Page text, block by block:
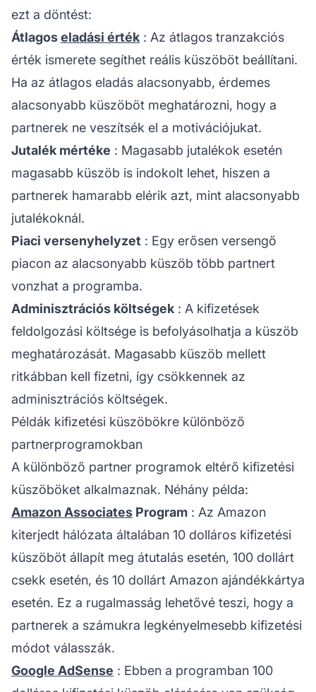
ezt a döntést:
Átlagoseladási érték : Az átlagos tranzakciós
érték ismerete segíthet reális küszöböt beállítani.
Ha az átlagos eladás alacsonyabb, érdemes
alacsonyabb küszöböt meghatározni, hogy a
partnerek ne veszítsék el a motivációjukat.
Jutalék mértéke : Magasabb jutalékok esetén
magasabb küszöb is indokolt lehet, hiszen a
partnerek hamarabb elérik azt, mint alacsonyabb
jutalékoknál.
Piaci versenyhelyzet : Egy erősen versengő
piacon az alacsonyabb küszöb több partnert
vonzhat a programba.
Adminisztrációs költségek : A kifizetések
feldolgozási költsége is befolyásolhatja a küszöb
meghatározását. Magasabb küszöb mellett
ritkábban kell fizetni, így csökkennek az
adminisztrációs költségek.
Példák kifizetési küszöbökre különböző
partnerprogramokban
A különböző partner programok eltérő kifizetési
küszöböket alkalmaznak. Néhány példa:
Amazon Associates Program : Az Amazon
kiterjedt hálózata általában 10 dolláros kifizetési
küszöböt állapít meg átutalás esetén, 100 dollárt
csekk esetén, és 10 dollárt Amazon ajándékkártya
esetén. Ez a rugalmasság lehetővé teszi, hogy a
partnerek a számukra legkényelmesebb kifizetési
módot válasszák.
Google AdSense : Ebben a programban 100